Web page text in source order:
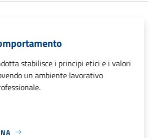
stabilisce i principi etici e i valori
un ambiente lavorativo